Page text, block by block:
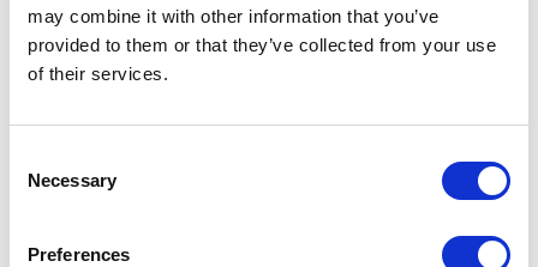
may combine it with other information that you’ve
provided to them or that they’ve collected from your use
of their services.
Selection
Necessary
Preferences
Aktualności prawne